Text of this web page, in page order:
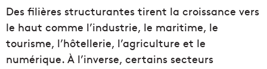
Des filières structurantes tirent la croissance vers
le haut comme l’industrie, le maritime, le
tourisme, l’hôtellerie, l’agriculture et le
numérique. À l’inverse, certains secteurs